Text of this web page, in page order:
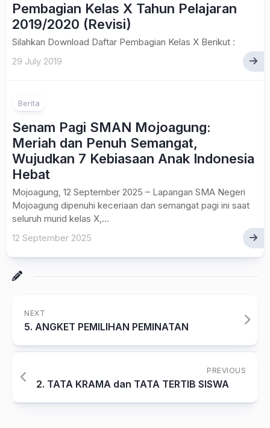
Pembagian Kelas X Tahun Pelajaran
2019/2020 (Revisi)
Silahkan Download Daftar Pembagian Kelas X Berikut :
29 July 2019
Berita
Senam Pagi SMAN Mojoagung:
Meriah dan Penuh Semangat,
Wujudkan 7 Kebiasaan Anak Indonesia
Hebat
Mojoagung, 12 September 2025 – Lapangan SMA Negeri
Mojoagung dipenuhi keceriaan dan semangat pagi ini saat
seluruh murid kelas X,...
12 September 2025
NEXT
5. ANGKET PEMILIHAN PEMINATAN
PREVIOUS
2. TATA KRAMA dan TATA TERTIB SISWA